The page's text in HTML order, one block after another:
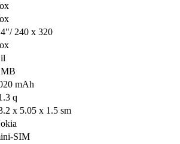
240 x 320
mAh
q
x 5.05 x 1.5 sm
SIM